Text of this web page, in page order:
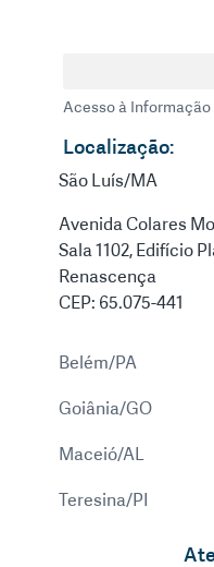
Acesso à Informação
Localização:
São Luís/MA
Avenida Colares
Sala 1102, Edifício
Renascença
CEP: 65.075-441
Belém/PA
Goiânia/GO
Maceió/AL
Teresina/PI